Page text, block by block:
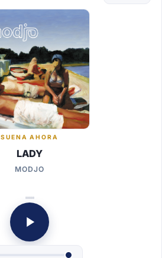
SUENA AHORA
LADY
MODJO